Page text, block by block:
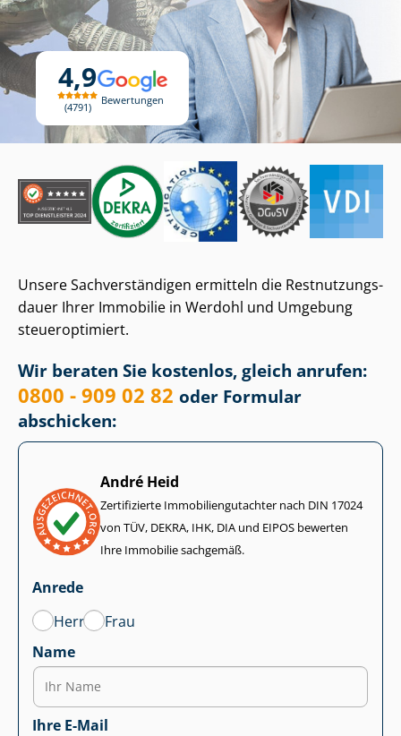
4,9
4791
Bewertungen
Unsere Sach­ver­stän­di­gen ermitteln die Rest­nut­zungs­
dau­er Ihrer Immobilie in Werdohl und Umgebung
steueroptimiert.
Wir beraten Sie kostenlos, gleich anrufen:
0800 - 909 02 82 oder Formular
abschicken:
André Heid
Zertifizierte Im­mo­bi­li­en­gut­ach­ter nach DIN 17024
von TÜV, DEKRA, IHK, DIA und EIPOS bewerten
Ihre Immobilie sachgemäß.
Anrede
Herr
Frau
Name
Ihre E-Mail